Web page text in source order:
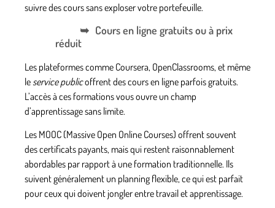
suivre des cours sans exploser votre portefeuille.
Cours en ligne gratuits ou à prix
réduit
Les plateformes comme Coursera, OpenClassrooms, et même
le service publicoffrent des cours en ligne parfois gratuits.
L’accès à ces formationsvous ouvre un champ
d’apprentissage sans limite.
Les MOOC (Massive Open Online Courses) offrent souvent
des certificats payants, mais qui restent raisonnablement
abordables par rapport à une formation traditionnelle. Ils
suivent généralement un planning flexible, ce qui est parfait
pour ceux qui doivent jongler entre travail et apprentissage.